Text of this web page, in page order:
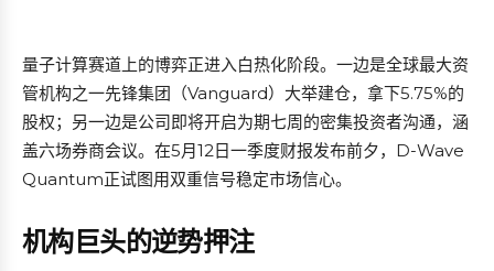
量子计算赛道上的博弈正进入白热化阶段。一边是全球最大资
管机构之一先锋集团（Vanguard）大举建仓，拿下5.75%的
股权；另一边是公司即将开启为期七周的密集投资者沟通，涵
盖六场券商会议。在5月12日一季度财报发布前夕，D-Wave
Quantum正试图用双重信号稳定市场信心。
机构巨头的逆势押注